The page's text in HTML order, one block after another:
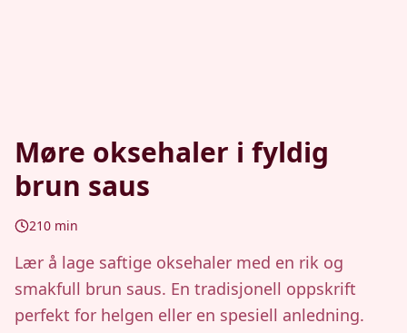
Møre oksehaler i fyldig
brun saus
210 min
Lær å lage saftige oksehaler med en rik og
smakfull brun saus. En tradisjonell oppskrift
perfekt for helgen eller en spesiell anledning.